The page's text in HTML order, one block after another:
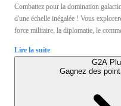
Combattez pour la domination
d'une échelle inégalée ! Vous
force militaire, la diplomatie, le
Lire la suite
G2A
Gagnez des